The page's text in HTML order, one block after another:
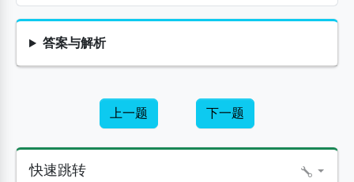
答案与解析
上一题 下一题
快速跳转